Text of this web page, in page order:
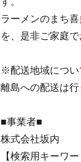
ラーメンのまち
を、是非ご家庭
※配送地域につ
離島への配送は
■事業者■
株式会社坂内
【検索用キーワ